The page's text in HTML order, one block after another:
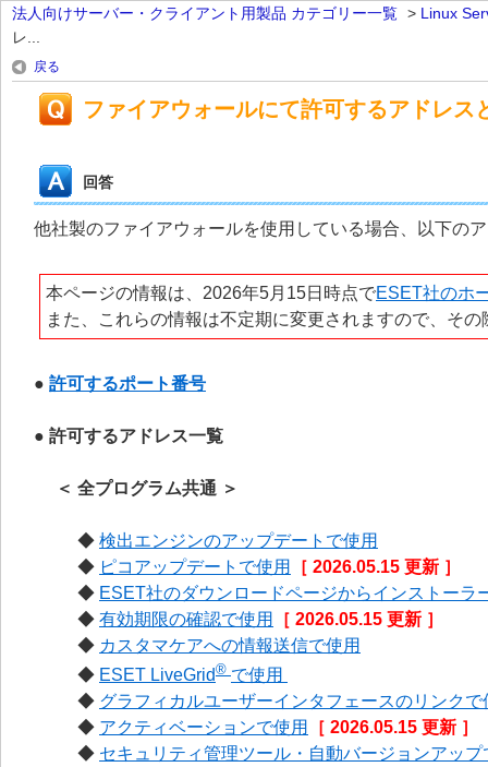
法人向けサーバー・クライアント用製品 カテゴリー一覧 > Linux
レ...
戻る
ファイアウォールにて許可するアドレス
回答
他社製のファイアウォールを使用している場合、以下の
本ページの情報は、2026年5月15日時点でESET社のホ
また、これらの情報は不定期に変更されますので、そ
● 許可するポート番号
● 許可するアドレス一覧
＜ 全プログラム共通 ＞
◆ 検出エンジンのアップデートで使用
◆ ピコアップデートで使用
［ 2026.05.15 更新 ］
◆ ESET社のダウンロードページからインストーラ
◆ 有効期限の確認で使用
［ 2026.05.15 更新 ］
◆ カスタマケアへの情報送信で使用
◆ ESET LiveGrid® で使用
◆ グラフィカルユーザーインタフェースのリンクで
◆ アクティベーションで使用
［ 2026.05.15 更新 ］
◆ セキュリティ管理ツール・自動バージョンアップ